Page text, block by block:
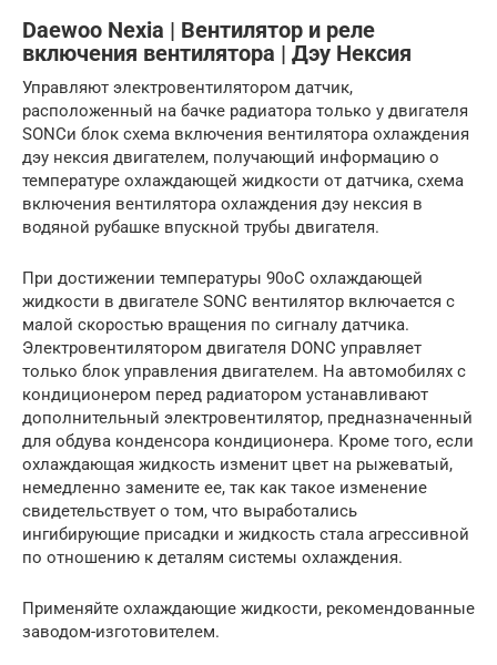
Daewoo Nexia | Вентилятор и реле
включения вентилятора | Дэу Нексия
Управляют электровентилятором датчик,
расположенный на бачке радиатора только у двигателя
SONCи блок схема включения вентилятора охлаждения
дэу нексия двигателем, получающий информацию о
температуре охлаждающей жидкости от датчика, схема
включения вентилятора охлаждения дэу нексия в
водяной рубашке впускной трубы двигателя.
При достижении температуры 90оС охлаждающей
жидкости в двигателе SONC вентилятор включается с
малой скоростью вращения по сигналу датчика.
Электровентилятором двигателя DONC управляет
только блок управления двигателем. На автомобилях с
кондиционером перед радиатором устанавливают
дополнительный электровентилятор, предназначенный
для обдува конденсора кондиционера. Кроме того, если
охлаждающая жидкость изменит цвет на рыжеватый,
немедленно замените ее, так как такое изменение
свидетельствует о том, что выработались
ингибирующие присадки и жидкость стала агрессивной
по отношению к деталям системы охлаждения.
Применяйте охлаждающие жидкости, рекомендованные
заводом-изготовителем.